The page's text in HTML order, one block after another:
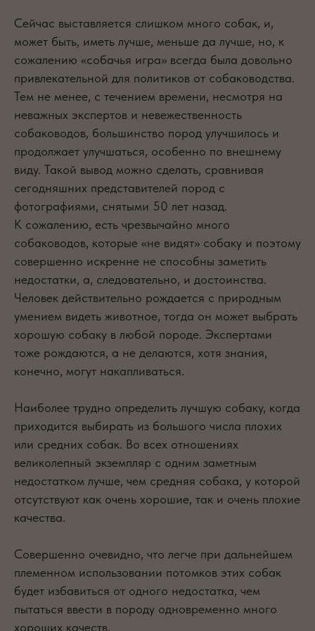
Сейчас выставляется слишком много собак, и,
может быть, иметь лучше, меньше да лучше, но, к
сожалению «собачья игра» всегда была довольно
привлекательной для политиков от собаководства.
Тем не менее, с течением времени, несмотря на
неважных экспертов и невежественность
собаководов, большинство пород улучшилось и
продолжает улучшаться, особенно по внешнему
виду. Такой вывод можно сделать, сравнивая
сегодняшних представителей пород с
фотографиями, снятыми 50 лет назад.
К сожалению, есть чрезвычайно много
собаководов, которые «не видят» собаку и поэтому
совершенно искренне не способны заметить
недостатки, а, следовательно, и достоинства.
Человек действительно рождается с природным
умением видеть животное, тогда он может выбрать
хорошую собаку в любой породе. Экспертами
тоже рождаются, а не делаются, хотя знания,
конечно, могут накапливаться.
Наиболее трудно определить лучшую собаку, когда
приходится выбирать из большого числа плохих
или средних собак. Во всех отношениях
великолепный экземпляр с одним заметным
недостатком лучше, чем средняя собака, у которой
отсутствуют как очень хорошие, так и очень плохие
качества.
Совершенно очевидно, что легче при дальнейшем
племенном использовании потомков этих собак
будет избавиться от одного недостатка, чем
пытаться ввести в породу одновременно много
хороших качеств.